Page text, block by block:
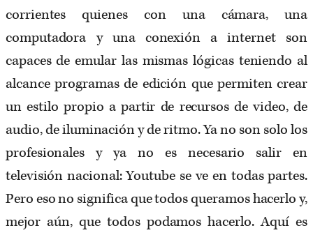
corrientes quienes con una cámara, una
computadora y una conexión a internet son
capaces de emular las mismas lógicas teniendo al
alcance programas de edición que permiten crear
un estilo propio a partir de recursos de video, de
audio, de iluminación y de ritmo. Ya no son solo los
profesionales y ya no es necesario salir en
televisión nacional: Youtube se ve en todas partes.
Pero eso no significa que todos queramos hacerlo y,
mejor aún, que todos podamos hacerlo. Aquí es